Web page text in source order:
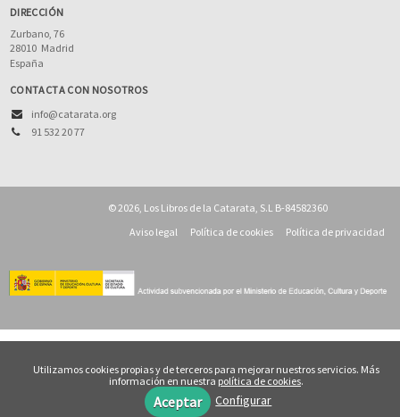
DIRECCIÓN
Zurbano, 76
28010 Madrid
España
CONTACTA CON NOSOTROS
info@catarata.org
91 532 20 77
© 2026, Los Libros de la Catarata, S.L B-84582360
Aviso legal
Política de cookies Política de privacidad
Utilizamos cookies propias y de terceros para mejorar nuestros servicios. Más
información en nuestra política de cookies.
Aceptar Configurar